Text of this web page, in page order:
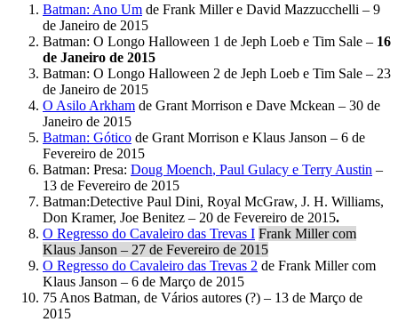
Batman: Ano Um de Frank Millere David Mazzucchelli – 9
de Janeiro de 2015
Batman: O Longo Halloween 1 de Jeph Loeb e Tim Sale – 16
de Janeiro de 2015
Batman: O Longo Halloween 2 de Jeph Loeb e Tim Sale – 23
de Janeiro de 2015
O Asilo Arkham de Grant Morrison e Dave Mckean – 30 de
Janeiro de 2015
Batman: Gótico de Grant Morrison e Klaus Janson – 6 de
Fevereiro de 2015
Batman: Presa: Doug Moench, Paul Gulacy e Terry Austin –
13 de Fevereiro de 2015
Batman:Detective Paul Dini, Royal McGraw, J. H. Williams,
Don Kramer, Joe Benitez – 20 de Fevereiro de 2015.
O Regresso do Cavaleiro das Trevas I Frank Miller com
Klaus Janson – 27 de Fevereiro de 2015
O Regresso do Cavaleiro das Trevas 2 de Frank Miller com
Klaus Janson – 6 de Março de 2015
75 Anos Batman, de Vários autores (?) – 13 de Março de
2015